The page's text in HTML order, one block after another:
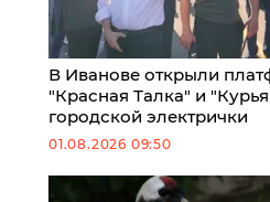
В Иванове открыли
"Красная Талка" и
городской электрички
01.08.2026 09:50